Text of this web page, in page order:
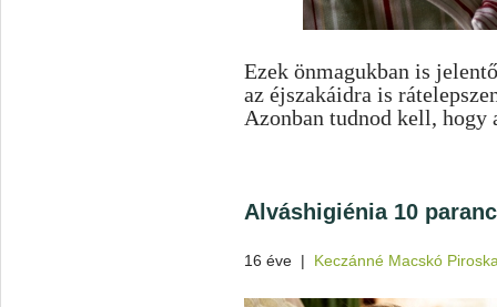
Ezek önmagukban is
az éjszakáidra is
Azonban tudnod kell, hogy
Alváshigiénia 10
16 éve | Keczánné Macskó